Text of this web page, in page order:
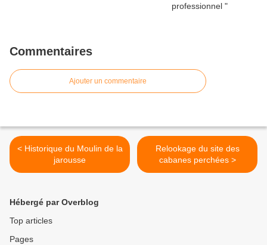
Commentaires
Ajouter un commentaire
< Historique du Moulin de la
jarousse
Relookage du site des
cabanes perchées >
Hébergé par Overblog
Top articles
Pages